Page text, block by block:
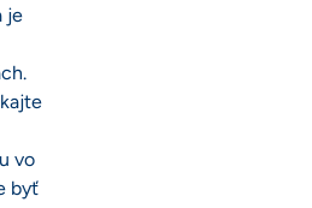
je
vo
byť